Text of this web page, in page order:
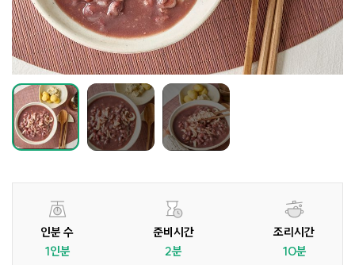
인분 수
1인분
준비시간
2분
조리시간
10분